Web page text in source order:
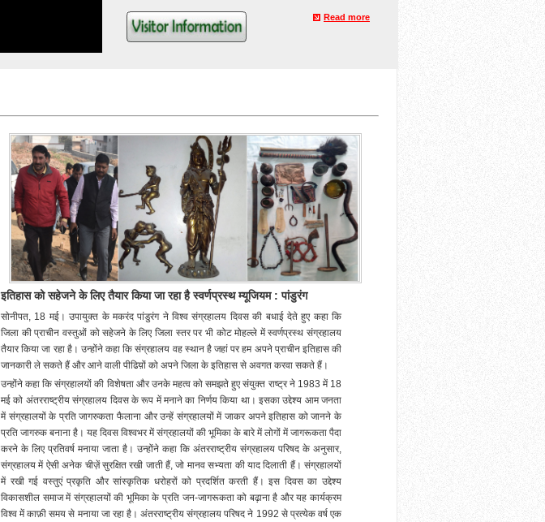
Read more
इतिहास को सहेजने के लिए तैयार किया जा रहा है स्वर्णप्रस्थ म्यूजियम : पांडुरंग
सोनीपत, 18 मई। उपायुक्त के मकरंद पांडुरंग ने विश्व संग्रहालय दिवस की बधाई देते हुए कहा कि
जिला की प्राचीन वस्तुओं को सहेजने के लिए जिला स्तर पर भी कोट मोहल्ले में स्वर्णप्रस्थ संग्रहालय
तैयार किया जा रहा है। उन्होंने कहा कि संग्रहालय वह स्थान है जहां पर हम अपने प्राचीन इतिहास की
जानकारी ले सकते हैं और आने वाली पीढिय़ों को अपने जिला के इतिहास से अवगत करवा सकते हैं।
उन्होंने कहा कि संग्रहालयों की विशेषता और उनके महत्व को समझते हुए संयुक्त राष्ट्र ने 1983 में 18
मई को अंतरराष्ट्रीय संग्रहालय दिवस के रूप में मनाने का निर्णय किया था। इसका उद्देश्य आम जनता
में संग्रहालयों के प्रति जागरुकता फैलाना और उन्हें संग्रहालयों में जाकर अपने इतिहास को जानने के
प्रति जागरुक बनाना है। यह दिवस विश्वभर में संग्रहालयों की भूमिका के बारे में लोगों में जागरूकता पैदा
करने के लिए प्रतिवर्ष मनाया जाता है। उन्होंने कहा कि अंतरराष्ट्रीय संग्रहालय परिषद के अनुसार,
संग्रहालय में ऐसी अनेक चीज़ें सुरक्षित रखी जाती हैं, जो मानव सभ्यता की याद दिलाती हैं। संग्रहालयों
में रखी गई वस्तुएं प्रकृति और सांस्कृतिक धरोहरों को प्रदर्शित करती हैं। इस दिवस का उद्देश्य
विकासशील समाज में संग्रहालयों की भूमिका के प्रति जन-जागरूकता को बढ़ाना है और यह कार्यक्रम
विश्व में काफ़ी समय से मनाया जा रहा है। अंतरराष्ट्रीय संग्रहालय परिषद ने 1992 से प्रत्येक वर्ष एक